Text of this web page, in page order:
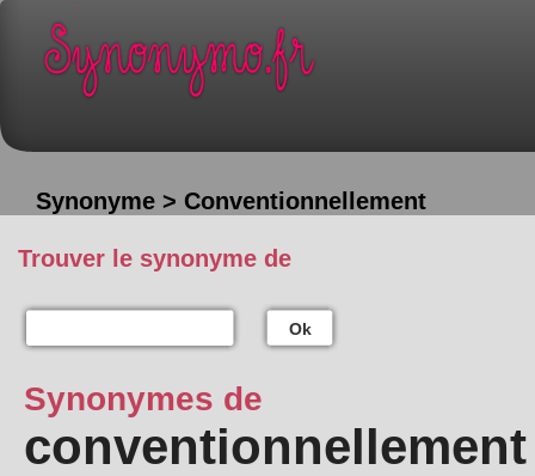
Synonyme > Conventionnellement
Trouver le synonyme de
Ok
Synonymes de
conventionnellement